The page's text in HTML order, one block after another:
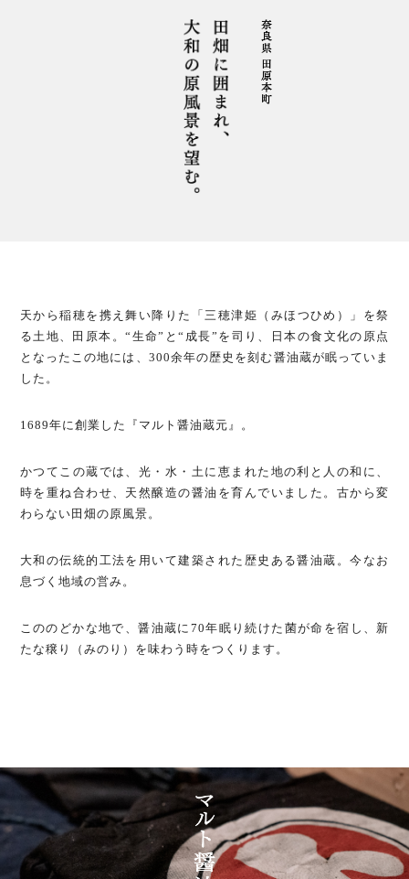
天から稲穂を携え舞い降りた
「三穂津姫（みほつひめ）」を祭
る土地、田原本。“生命”と“成⻑”を司り、日本の食文化の原点
となったこの地には、 300余年の歴史を刻む醤油蔵が眠っていま
した。
1689年に創業した『マルト醤油蔵元』。
かつてこの蔵では、光・水・土に恵まれた地の利と人の和に、
時を重ね合わせ、天然醸造の醤油を育んでいました。 古から変
わらない田畑の原風景。
大和の伝統的工法を用いて建築された歴史ある醤油蔵。今なお
息づく地域の営み。
こののどかな地で、醤油蔵に70年眠り続けた菌が命を宿し、 新
たな穣り（みのり）を味わう時をつくります。